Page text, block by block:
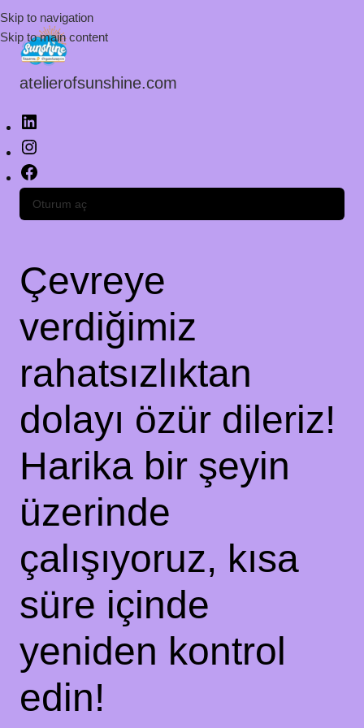
Skip to navigation
Skip to main content
atelierofsunshine.com
Oturum aç
Çevreye
verdiğimiz
rahatsızlıktan
dolayı özür dileriz!
Harika bir şeyin
üzerinde
çalışıyoruz, kısa
süre içinde
yeniden kontrol
edin!